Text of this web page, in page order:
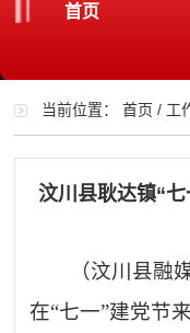
首页
当前位置：首页 / 工
汶川县耿达镇“
（汶川县融
在“七一”建党节